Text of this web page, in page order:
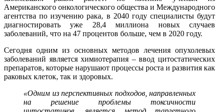
Американского онкологического общества и Международного
агентства по изучению рака, в 2040 году специалисты будут
диагностировать уже 28,4 миллиона новых случаев
заболеваний, что на 47 процентов больше, чем в 2020 году.
Сегодня одним из основных методов лечения опухолевых
заболеваний является химиотерапия – ввод цитостатических
препаратов, которые нарушают процессы роста и развития как
раковых клеток, так и здоровых.
«Одним из перспективных подходов, направленных
на решение проблемы токсичности